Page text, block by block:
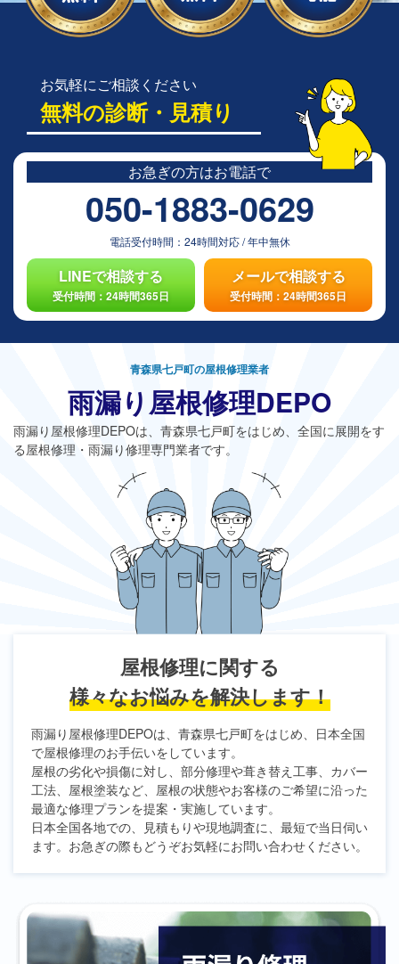
お気軽にご相談ください
無料の診断・見積り
お急ぎの方はお電話で
050-1883-0629
電話受付時間： 24時間対応/年中無休
LINEで相談する
受付時間：24時間365日
メールで相談する
受付時間：24時間365日
青森県七戸町の屋根修理業者
雨漏り屋根修理DEPO
雨漏り屋根修理DEPOは、青森県七戸町をはじめ、全国に展開をす
る屋根修理・雨漏り修理専門業者です。
屋根修理に関する
様々なお悩みを解決します！
雨漏り屋根修理DEPOは、青森県七戸町をはじめ、日本全国
で屋根修理のお手伝いをしています。
屋根の劣化や損傷に対し、部分修理や葺き替え工事、カバー
工法、屋根塗装など、屋根の状態やお客様のご希望に沿った
最適な修理プランを提案・実施しています。
日本全国各地での、見積もりや現地調査に、最短で当日伺い
ます。お急ぎの際もどうぞお気軽にお問い合わせください。